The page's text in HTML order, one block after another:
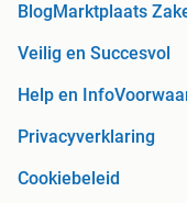
BlogMarktplaats
Veilig en Succesvol
Help en Info
Privacyverklaring
Cookiebeleid